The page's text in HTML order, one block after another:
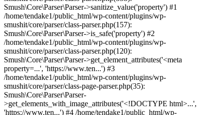
Smush\Core\Parser\Parser->sanitize_value('property') #1
/home/tendake1/public_html/wp-content/plugins/wp-
smushit/core/parser/class-parser.php(157):
Smush\Core\Parser\Parser->is_safe('property') #2
/home/tendake1/public_html/wp-content/plugins/wp-
smushit/core/parser/class-parser.php(120):
Smush\Core\Parser\Parser->get_element_attributes('<meta
property=...', 'https://www.ten...') #3
/home/tendake1/public_html/wp-content/plugins/wp-
smushit/core/parser/class-page-parser.php(35):
Smush\Core\Parser\Parser-
>get_elements_with_image_attributes('<!DOCTYPE html>...',
'https://www.ten...') #4 /home/tendake1/public_html/wp-